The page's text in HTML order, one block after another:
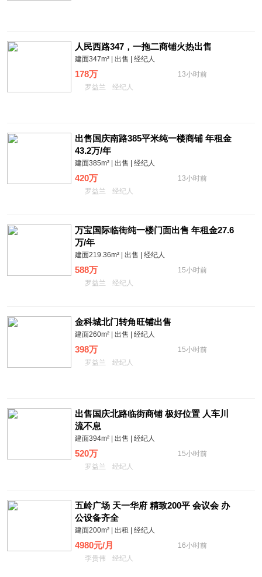
人民西路347，一拖二商铺火热出售
建面347m² | 出售 | 经纪人
178万
13小时前
罗益兰
经纪人
出售国庆南路385平米纯一楼商铺 年租金
43.2万/年
建面385m² | 出售 | 经纪人
420万
13小时前
罗益兰
经纪人
万宝国际临街纯一楼门面出售 年租金27.6
万/年
建面219.36m² | 出售 | 经纪人
588万
15小时前
罗益兰
经纪人
金科城北门转角旺铺出售
建面260m² | 出售 | 经纪人
398万
15小时前
罗益兰
经纪人
出售国庆北路临街商铺 极好位置 人车川
流不息
建面394m² | 出售 | 经纪人
520万
15小时前
罗益兰
经纪人
五岭广场 天一华府 精致200平 会议会 办
公设备齐全
建面200m² | 出租 | 经纪人
4980元/月
16小时前
李贵伟
经纪人